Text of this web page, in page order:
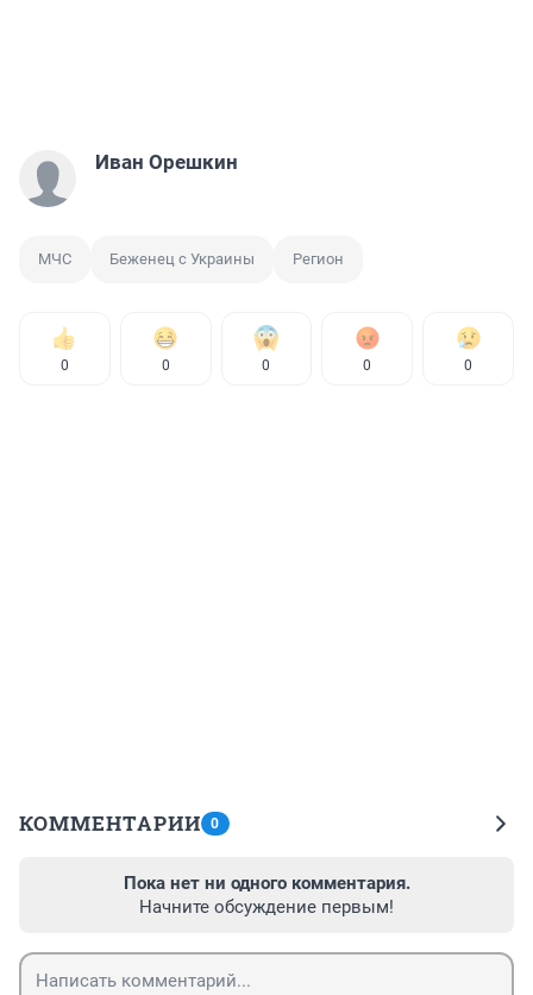
Иван Орешкин
МЧС Беженец с Украины Регион
0 0 0 0 0
КОММЕНТАРИИ 0
Пока нет ни одного комментария.
Начните обсуждение первым!